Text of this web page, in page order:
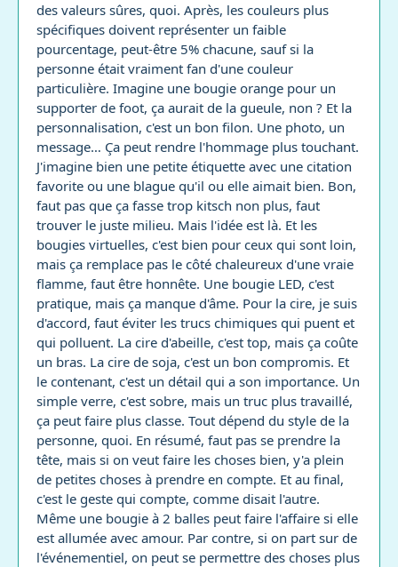
des valeurs sûres, quoi. Après, les couleurs plus
spécifiques doivent représenter un faible
pourcentage, peut-être 5% chacune, sauf si la
personne était vraiment fan d'une couleur
particulière. Imagine une bougie orange pour un
supporter de foot, ça aurait de la gueule, non ? Et la
personnalisation, c'est un bon filon. Une photo, un
message… Ça peut rendre l'hommage plus touchant.
J'imagine bien une petite étiquette avec une citation
favorite ou une blague qu'il ou elle aimait bien. Bon,
faut pas que ça fasse trop kitsch non plus, faut
trouver le juste milieu. Mais l'idée est là. Et les
bougies virtuelles, c'est bien pour ceux qui sont loin,
mais ça remplace pas le côté chaleureux d'une vraie
flamme, faut être honnête. Une bougie LED, c'est
pratique, mais ça manque d'âme. Pour la cire, je suis
d'accord, faut éviter les trucs chimiques qui puent et
qui polluent. La cire d'abeille, c'est top, mais ça coûte
un bras. La cire de soja, c'est un bon compromis. Et
le contenant, c'est un détail qui a son importance. Un
simple verre, c'est sobre, mais un truc plus travaillé,
ça peut faire plus classe. Tout dépend du style de la
personne, quoi. En résumé, faut pas se prendre la
tête, mais si on veut faire les choses bien, y'a plein
de petites choses à prendre en compte. Et au final,
c'est le geste qui compte, comme disait l'autre.
Même une bougie à 2 balles peut faire l'affaire si elle
est allumée avec amour. Par contre, si on part sur de
l'événementiel, on peut se permettre des choses plus